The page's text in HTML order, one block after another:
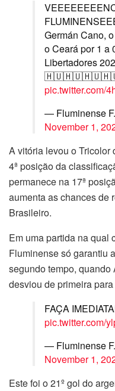
Germán Cano, o
o Ceará por 1 a
Libertadores
pic.twitter.com/
— Fluminense
November 1,
A vitória levou o Tricolor
4ª posição da
permanece na 17ª
aumenta as chances de
Brasileiro.
Em uma partida na qual
Fluminense só garantiu
segundo tempo,
desviou de primeira
FAÇA
pic.twitter.com/
— Fluminense
November 1,
Este foi o 21º gol do